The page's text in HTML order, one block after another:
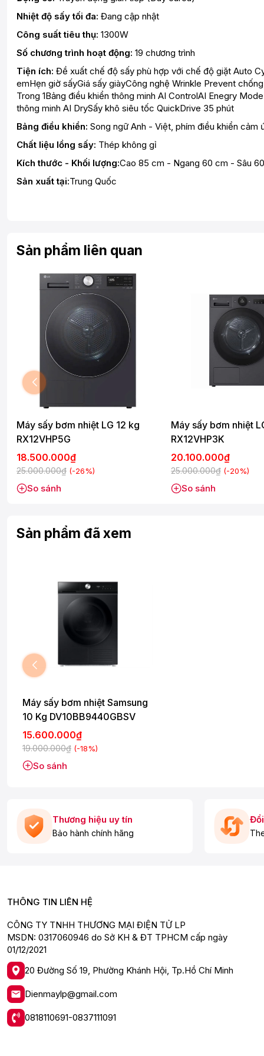
Nhiệt độ sấy tối đa: Đang cập nhật
Công suất tiêu thụ: 1300W
Số chương trình hoạt động: 19 chương trình
Tiện ích: Đề xuất chế độ sấy phù hợp với chế độ giặt Auto
emHẹn giờ sấyGiá sấy giàyCông nghệ Wrinkle Prevent
Trong 1Bảng điều khiển thông minh AI ControlAI Enegry
thông minh AI DrySấy khô siêu tốc QuickDrive 35 phút
Bảng điều khiển: Song ngữ Anh - Việt, phím điều khiển cảm
Chất liệu lồng sấy: Thép không gỉ
Kích thước - Khối lượng:Cao 85 cm - Ngang 60 cm - Sâu
Sản xuất tại:Trung Quốc
Sản phẩm liên quan
Máy sấy bơm nhiệt LG 12 kg
RX12VHP5G
18.500.000₫
25.000.000₫ (-26%)
So sánh
Máy sấy bơm nhiệt
RX12VHP3K
20.100.000₫
25.000.000₫ (-20%)
So sánh
Sản phẩm đã xem
Máy sấy bơm nhiệt Samsung
10 Kg DV10BB9440GBSV
15.600.000₫
19.000.000₫ (-18%)
So sánh
Thương hiệu uy tín
Bảo hành chính hãng
THÔNG TIN LIÊN HỆ
CÔNG TY TNHH THƯƠNG MẠI ĐIỆN TỬ LP
MSDN: 0317060946 do Sở KH & ĐT TPHCM cấp ngày
01/12/2021
20 Đường Số 19, Phường Khánh Hội, Tp.Hồ Chí Minh
Dienmaylp@gmail.com
0818110691-0837111091